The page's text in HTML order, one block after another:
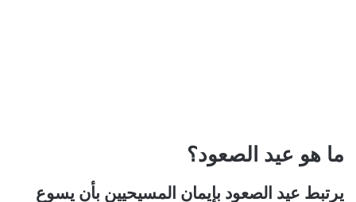
ما هو عيد الصعود؟
يرتبط عيد الصعود بإيمان المسيحيين بأن يسوع